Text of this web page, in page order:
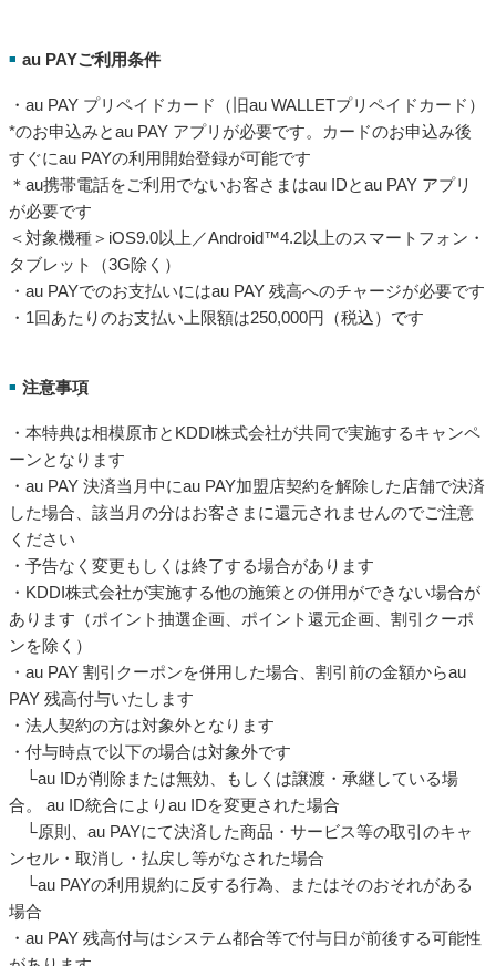
■ au PAYご利用条件
・au PAY プリペイドカード（旧au WALLETプリペイドカード）
*のお申込みとau PAY アプリが必要です。カードのお申込み後
すぐにau PAYの利用開始登録が可能です
＊au携帯電話をご利用でないお客さまはau IDとau PAY アプリ
が必要です
＜対象機種＞iOS9.0以上／Android™4.2以上のスマートフォン・
タブレット（3G除く）
・au PAYでのお支払いにはau PAY 残高へのチャージが必要です
・1回あたりのお支払い上限額は250,000円（税込）です
■ 注意事項
・本特典は相模原市とKDDI株式会社が共同で実施するキャンペ
ーンとなります
・au PAY 決済当月中にau PAY加盟店契約を解除した店舗で決済
した場合、該当月の分はお客さまに還元されませんのでご注意
ください
・予告なく変更もしくは終了する場合があります
・KDDI株式会社が実施する他の施策との併用ができない場合が
あります（ポイント抽選企画、ポイント還元企画、割引クーポ
ンを除く）
・au PAY 割引クーポンを併用した場合、割引前の金額からau
PAY 残高付与いたします
・法人契約の方は対象外となります
・付与時点で以下の場合は対象外です
└au IDが削除または無効、もしくは譲渡・承継している場
合。 au ID統合によりau IDを変更された場合
└原則、au PAYにて決済した商品・サービス等の取引のキャ
ンセル・取消し・払戻し等がなされた場合
└au PAYの利用規約に反する行為、またはそのおそれがある
場合
・au PAY 残高付与はシステム都合等で付与日が前後する可能性